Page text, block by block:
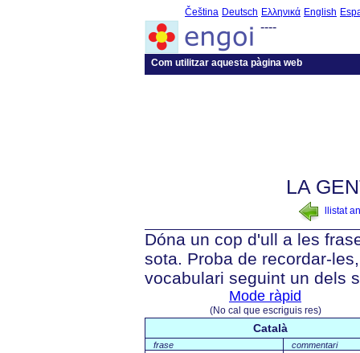
Čeština Deutsch Ελληνικά English
----
Com utilitzar aquesta pàgina web
LA
llistat
Dóna un cop d'ull a les
sota. Proba de recordar-
vocabulari seguint un dels
Mode ràpid
(No cal que escriguis res)
Català
frase commentari